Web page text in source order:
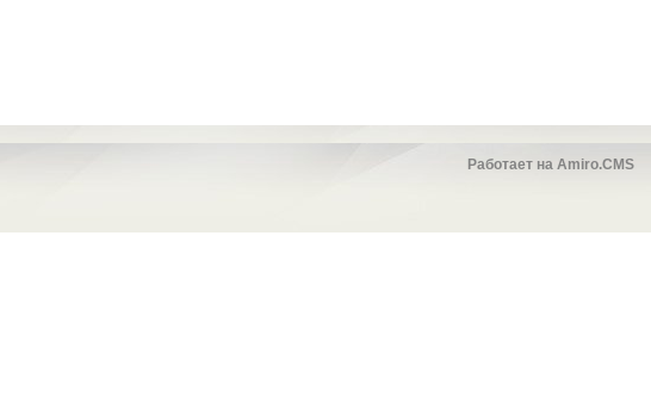
Работает на Amiro.CMS